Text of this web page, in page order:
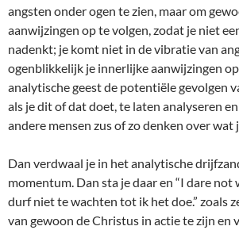
angsten onder ogen te zien, maar om
aanwijzingen op te volgen, zodat je niet
nadenkt; je komt niet in de vibratie van
ogenblikkelijk je innerlijke aanwijzingen
analytische geest de potentiële gevolgen
als je dit of dat doet, te laten analyseren
andere mensen zus of zo denken over wat
Dan verdwaal je in het analytische
momentum. Dan sta je daar en “I dare not
durf niet te wachten tot ik het doe.” zoals
van gewoon de Christus in actie te zijn en